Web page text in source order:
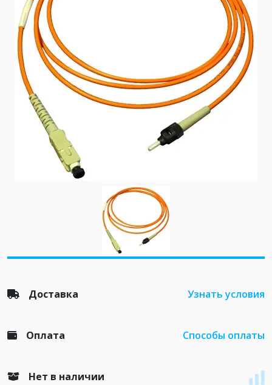
Доставка Узнать условия
Оплата Способы оплаты
Нет в наличии